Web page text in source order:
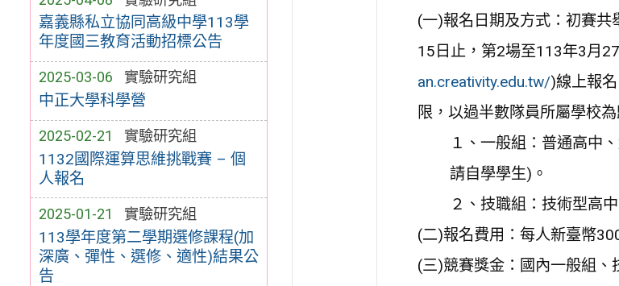
嘉義縣私立協同高級中學113學
年度國三教育活動招標公告
2025-03-06 實驗研究組
中正大學科學營
2025-02-21 實驗研究組
1132國際運算思維挑戰賽 – 個
人報名
2025-01-21 實驗研究組
113學年度第二學期選修課程(加
深廣、彈性、選修、適性)結果公
告
(一)報名日期及方式：初賽
15日止，第2場至113年3月
an.creativity.edu.tw/)線上報
限，以過半數隊員所屬學校為
１、一般組：普通高中
請自學學生)。
２、技職組：技術型高
(二)報名費用：每人新臺幣
(三)競賽獎金：國內一般組、